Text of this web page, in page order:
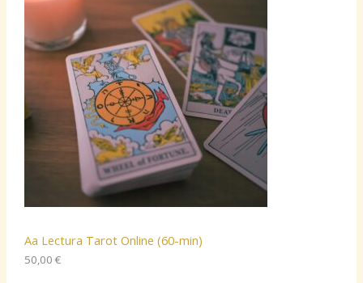
Aa Lectura Tarot Online (60-min)
50,00€